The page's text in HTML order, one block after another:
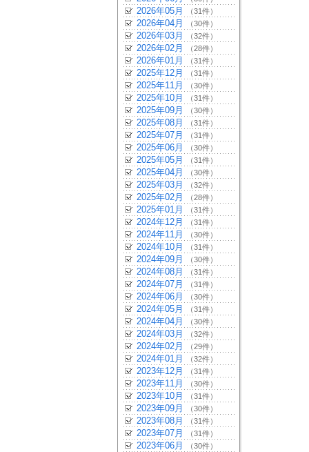
2026年05月 （31件）
2026年04月 （30件）
2026年03月 （32件）
2026年02月 （28件）
2026年01月 （31件）
2025年12月 （31件）
2025年11月 （30件）
2025年10月 （31件）
2025年09月 （30件）
2025年08月 （31件）
2025年07月 （31件）
2025年06月 （30件）
2025年05月 （31件）
2025年04月 （30件）
2025年03月 （32件）
2025年02月 （28件）
2025年01月 （31件）
2024年12月 （31件）
2024年11月 （30件）
2024年10月 （31件）
2024年09月 （30件）
2024年08月 （31件）
2024年07月 （31件）
2024年06月 （30件）
2024年05月 （31件）
2024年04月 （30件）
2024年03月 （32件）
2024年02月 （29件）
2024年01月 （32件）
2023年12月 （31件）
2023年11月 （30件）
2023年10月 （31件）
2023年09月 （30件）
2023年08月 （31件）
2023年07月 （31件）
2023年06月 （30件）